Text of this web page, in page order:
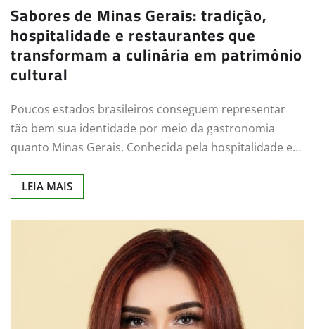
Sabores de Minas Gerais: tradição,
hospitalidade e restaurantes que
transformam a culinária em patrimônio
cultural
Poucos estados brasileiros conseguem representar
tão bem sua identidade por meio da gastronomia
quanto Minas Gerais. Conhecida pela hospitalidade e…
LEIA MAIS